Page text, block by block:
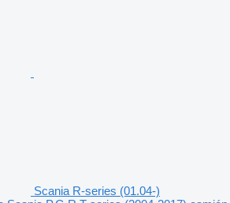
Scania R-series (01.04-)